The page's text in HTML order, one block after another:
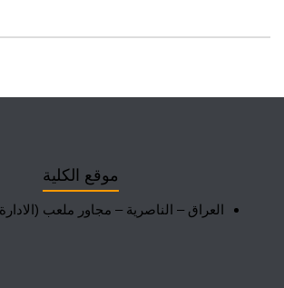
موقع الكلية
العراق – الناصرية – مجاور ملعب